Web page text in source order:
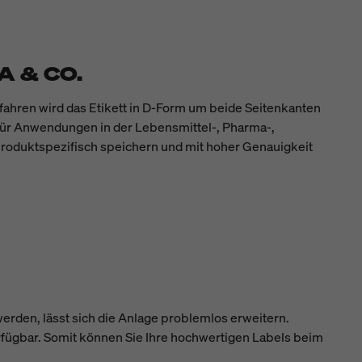
& CO.
wird das Etikett in D-Form um beide Seitenkanten
Anwendungen in der Lebensmittel-, Pharma-,
speichern und mit hoher Genauigkeit
lässt sich die Anlage problemlos erweitern.
Somit können Sie Ihre hochwertigen Labels beim